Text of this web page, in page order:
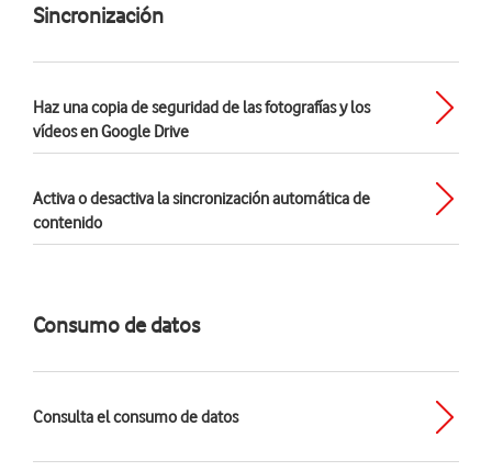
Sincronización
Haz una copia de seguridad de las fotografías y los
vídeos en Google Drive
Activa o desactiva la sincronización automática de
contenido
Consumo de datos
Consulta el consumo de datos